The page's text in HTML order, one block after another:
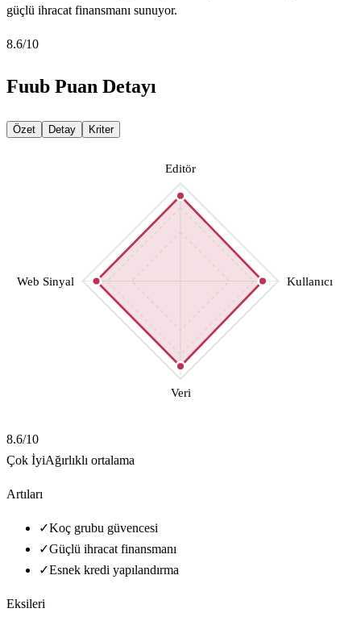
güçlü ihracat finansmanı sunuyor.
8.6/10
Fuub Puan Detayı
Özet Detay Kriter
Editör
Kullanıcı
Veri
Web Sinyal
8.6/10
Çok İyiAğırlıklı ortalama
Artıları
✓Koç grubu güvencesi
✓Güçlü ihracat finansmanı
✓Esnek kredi yapılandırma
Eksileri